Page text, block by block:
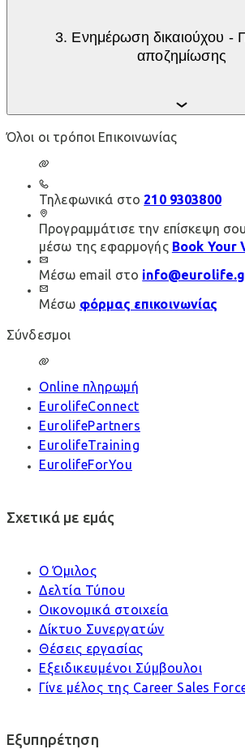
3. Ενημέρωση δικαιούχου -
αποζημίωσης
Όλοι οι τρόποι Επικοινωνίας
Τηλεφωνικά στο 210 9303800
Προγραμμάτισε την επίσκεψη
μέσω της εφαρμογής Book Your
Μέσω email στο
Μέσω φόρμας επικοινωνίας
Σύνδεσμοι
Online πληρωμή
EurolifeConnect
EurolifePartners
EurolifeTraining
EurolifeForYou
Σχετικά με εμάς
Ο Όμιλος
Δελτία Τύπου
Οικονομικά στοιχεία
Δίκτυο Συνεργατών
Θέσεις εργασίας
Εξειδικευμένοι Σύμβουλοι
Γίνε μέλος της Career Sales
Εξυπηρέτηση